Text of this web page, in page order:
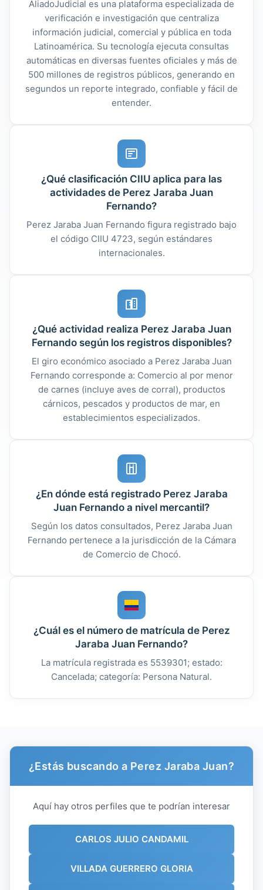
AliadoJudicial es una plataforma especializada de
verificación e investigación que centraliza
información judicial, comercial y pública en toda
Latinoamérica. Su tecnología ejecuta consultas
automáticas en diversas fuentes oficiales y más de
500 millones de registros públicos, generando en
segundos un reporte integrado, confiable y fácil de
entender.
¿Qué clasificación CIIU aplica para las
actividades de Perez Jaraba Juan
Fernando?
Perez Jaraba Juan Fernando figura registrado bajo
el código CIIU 4723, según estándares
internacionales.
¿Qué actividad realiza Perez Jaraba Juan
Fernando según los registros disponibles?
El giro económico asociado a Perez Jaraba Juan
Fernando corresponde a: Comercio al por menor
de carnes (incluye aves de corral), productos
cárnicos, pescados y productos de mar, en
establecimientos especializados.
¿En dónde está registrado Perez Jaraba
Juan Fernando a nivel mercantil?
Según los datos consultados, Perez Jaraba Juan
Fernando pertenece a la jurisdicción de la Cámara
de Comercio de Chocó.
¿Cuál es el número de matrícula de Perez
Jaraba Juan Fernando?
La matrícula registrada es 5539301; estado:
Cancelada; categoría: Persona Natural.
¿Estás buscando a Perez Jaraba Juan?
Aquí hay otros perfiles que te podrían interesar
CARLOS JULIO CANDAMIL
VILLADA GUERRERO GLORIA